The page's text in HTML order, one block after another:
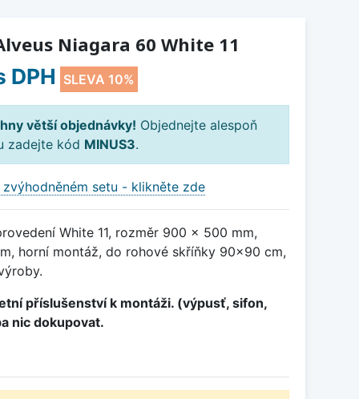
Niagara 60 White 11
DPH SLEVA 10%
větší objednávky! Objednejte alespoň
zadejte kód MINUS3.
setu - klikněte zde
White 11, rozměr 900 x 500 mm,
horní montáž, do rohové skříňky 90x90 cm,
příslušenství k montáži. (výpusť, sifon,
nic dokupovat.